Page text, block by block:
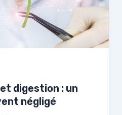
digestion : un
négligé